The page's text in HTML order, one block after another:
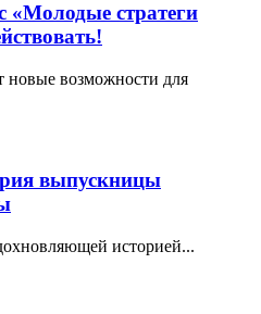
«Молодые стратеги
новые возможности для
выпускницы
историей...